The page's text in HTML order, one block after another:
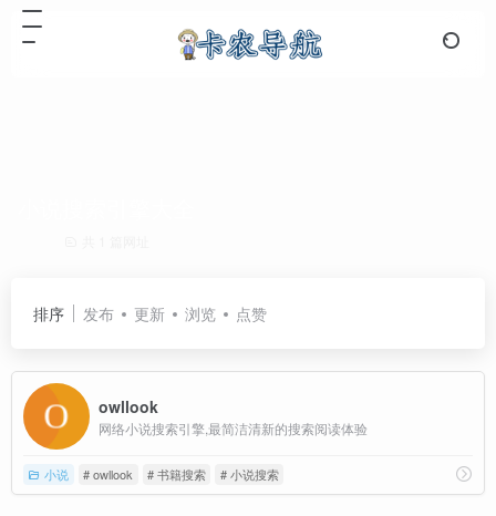
排序 发布 更新 浏览 点赞
owllook
网络小说搜索引擎,最简洁清新的搜索阅读体验
小说 # owllook # 书籍搜索 # 小说搜索